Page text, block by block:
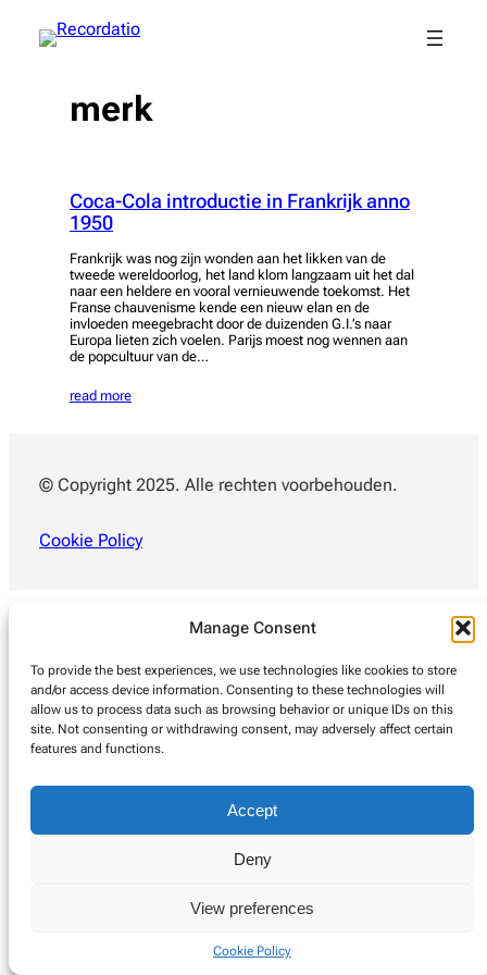
Manage Consent
To provide the best experiences, we use technologies like cookies to store
and/or access device information. Consenting to these technologies will
allow us to process data such as browsing behavior or unique IDs on this
site. Not consenting or withdrawing consent, may adversely affect certain
features and functions.
Accept
Deny
View preferences
Cookie Policy
naar
merk
Coca-Cola introductie in Frankrijk anno
1950
Frankrijk was nog zijn wonden aan het likken van de
tweede wereldoorlog, het land klom langzaam uit het dal
naar een heldere en vooral vernieuwende toekomst. Het
Franse chauvenisme kende een nieuw elan en de
invloeden meegebracht door de duizenden G.I.’s naar
Europa lieten zich voelen. Parijs moest nog wennen aan
de popcultuur van de…
read more
© Copyright 2025. Alle rechten voorbehouden.
Cookie Policy